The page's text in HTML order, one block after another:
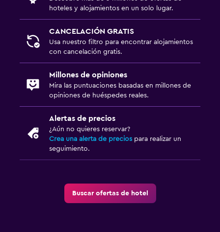
hoteles y alojamientos en un solo lugar.
CANCELACIÓN GRATIS
Usa nuestro filtro para encontrar alojamientos
con cancelación gratis.
Millones de opiniones
Mira las puntuaciones basadas en millones de
opiniones de huéspedes reales.
Alertas de precios
¿Aún no quieres reservar?
Crea una alerta de precios para realizar un
seguimiento.
Buscar ofertas de hotel